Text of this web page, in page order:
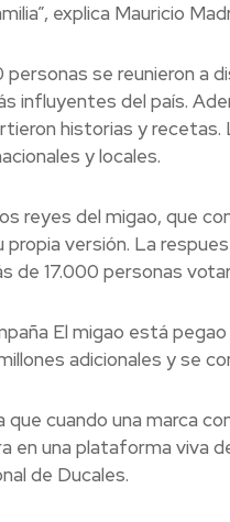
explica Mauricio
se reunieron a
influyentes del país.
historias y
y locales.
reyes del migao, que
propia versión. La
de 17.000 personas
El migao está
adicionales y se
cuando una marca
una plataforma viva
de Ducales.